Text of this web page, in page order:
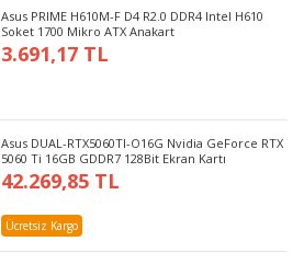
Asus PRIME H610M-F D4 R2.0 DDR4 Intel H610
Soket 1700 Mikro ATX Anakart
3.691,17 TL
Asus DUAL-RTX5060TI-O16G Nvidia GeForce RTX
5060 Ti 16GB GDDR7 128Bit Ekran Kartı
42.269,85 TL
Ücretsiz Kargo